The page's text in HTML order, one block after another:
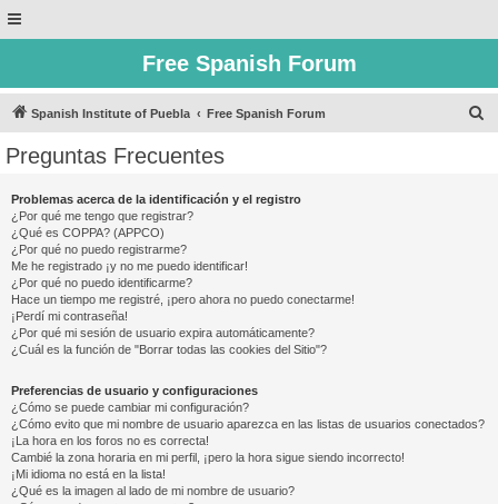
Free Spanish Forum
Spanish Institute of Puebla Free Spanish Forum
Preguntas Frecuentes
Problemas acerca de la identificación y el registro
¿Por qué me tengo que registrar?
¿Qué es COPPA? (APPCO)
¿Por qué no puedo registrarme?
Me he registrado ¡y no me puedo identificar!
¿Por qué no puedo identificarme?
Hace un tiempo me registré, ¡pero ahora no puedo conectarme!
¡Perdí mi contraseña!
¿Por qué mi sesión de usuario expira automáticamente?
¿Cuál es la función de "Borrar todas las cookies del Sitio"?
Preferencias de usuario y configuraciones
¿Cómo se puede cambiar mi configuración?
¿Cómo evito que mi nombre de usuario aparezca en las listas de usuarios conectados?
¡La hora en los foros no es correcta!
Cambié la zona horaria en mi perfil, ¡pero la hora sigue siendo incorrecto!
¡Mi idioma no está en la lista!
¿Qué es la imagen al lado de mi nombre de usuario?